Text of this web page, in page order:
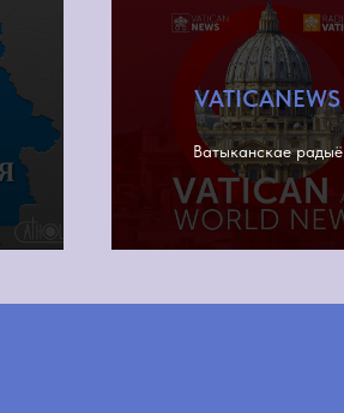
VATICANEWS
Ватыканскае радыё